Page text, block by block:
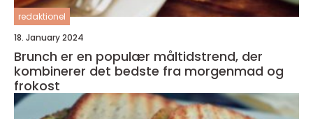
redaktionel
18. January 2024
Brunch er en populær måltidstrend, der
kombinerer det bedste fra morgenmad og
frokost